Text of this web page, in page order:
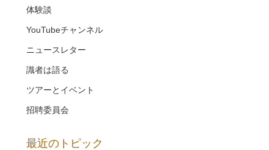
体験談
YouTubeチャンネル
ニュースレター
識者は語る
ツアーとイベント
招聘委員会
最近のトピック